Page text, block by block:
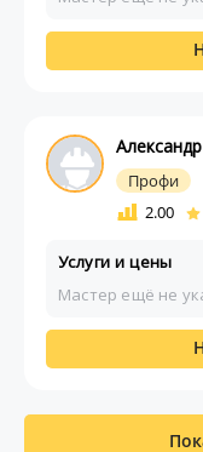
Профи
2.00
Услуги и цены
Мастер ещё не